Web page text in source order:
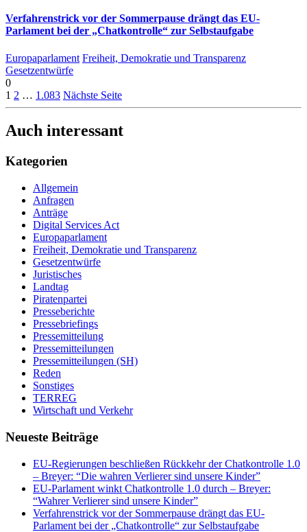
Verfahrenstrick vor der Sommerpause drängt das EU-
Parlament bei der „Chatkontrolle“ zur Selbstaufgabe
Europaparlament Freiheit, Demokratie und Transparenz
Gesetzentwürfe
0
1 2 … 1.083 Nächste Seite
Auch interessant
Kategorien
Allgemein
Anfragen
Anträge
Digital Services Act
Europaparlament
Freiheit, Demokratie und Transparenz
Gesetzentwürfe
Juristisches
Landtag
Piratenpartei
Presseberichte
Pressebriefings
Pressemitteilung
Pressemitteilungen
Pressemitteilungen (SH)
Reden
Sonstiges
TERREG
Wirtschaft und Verkehr
Neueste Beiträge
EU-Regierungen beschließen Rückkehr der Chatkontrolle 1.0
– Breyer: “Die wahren Verlierer sind unsere Kinder”
EU-Parlament winkt Chatkontrolle 1.0 durch – Breyer:
“Wahrer Verlierer sind unsere Kinder”
Verfahrenstrick vor der Sommerpause drängt das EU-
Parlament bei der „Chatkontrolle“ zur Selbstaufgabe